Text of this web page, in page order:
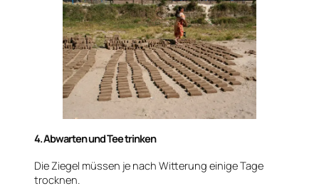
4. Abwarten und Tee trinken
Die Ziegel müssen je nach Witterung einige Tage
trocknen.